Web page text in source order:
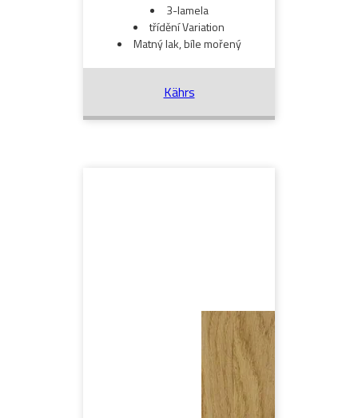
3-lamela
třídění Variation
Matný lak, bíle mořený
Kährs